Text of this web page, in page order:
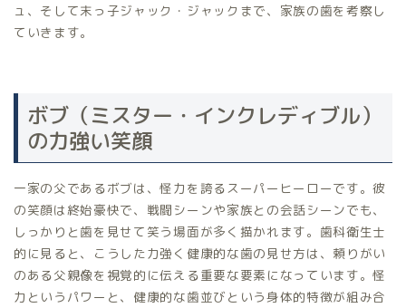
ュ、そして末っ子ジャック・ジャックまで、家族の歯を考察し
ていきます。
ボブ（ミスター・インクレディブル）
の力強い笑顔
一家の父であるボブは、怪力を誇るスーパーヒーローです。彼
の笑顔は終始豪快で、戦闘シーンや家族との会話シーンでも、
しっかりと歯を見せて笑う場面が多く描かれます。歯科衛生士
的に見ると、こうした力強く健康的な歯の見せ方は、頼りがい
のある父親像を視覚的に伝える重要な要素になっています。怪
力というパワーと、健康的な歯並びという身体的特徴が組み合